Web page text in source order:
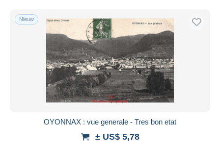
Nieuw
OYONNAX : vue generale - Tres bon etat
± US$ 5,78